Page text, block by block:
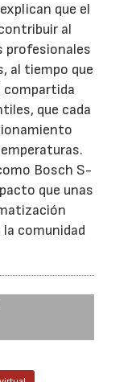
que el
al
profesionales
al tiempo que
compartida
que cada
Bosch S-
que unas
la comunidad